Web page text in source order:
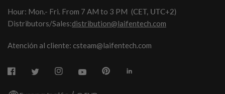
Hour: Mon.- Fri. From 7 AM to 3 PM (CET, UTC+2)
Distributors/Sales:distribution@laifentech.com
Atención al cliente: csteam@laifentech.com